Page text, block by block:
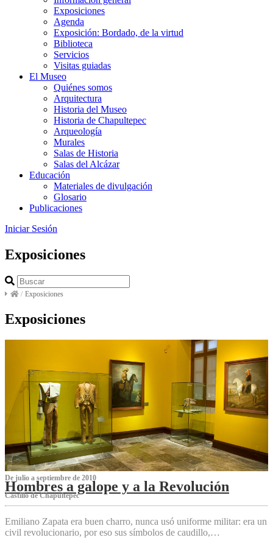
Exposiciones
Agenda
Exposición: Bordado, de la virtud
Biblioteca
Servicios
Visitas guiadas
El Museo
Quiénes somos
Arquitectura
Historia del Museo
Historia de Chapultepec
Arqueología
Murales
Salas de Historia
Salas del Alcázar
Educación
Materiales de divulgación
Glosario
Publicaciones
Iniciar Sesión
Exposiciones
/ Exposiciones
Exposiciones
De julio a septiembre de 2010
Hombres a galope y a la Revolución
Castillo de Chapultepec
Emiliano Zapata era buen charro, nunca usó uniforme militar: era un
civil revolucionario, por eso sus símbolos de caudillo,…